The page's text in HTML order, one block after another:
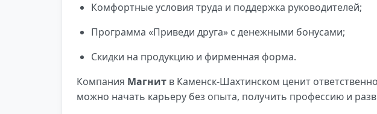
Комфортные условия труда и поддержка руководителей;
Программа «Приведи друга» с денежными бонусами;
Скидки на продукцию и фирменная форма.
Компания Магнит в Каменск-Шахтинском ценит
можно начать карьеру без опыта, получить профессию и